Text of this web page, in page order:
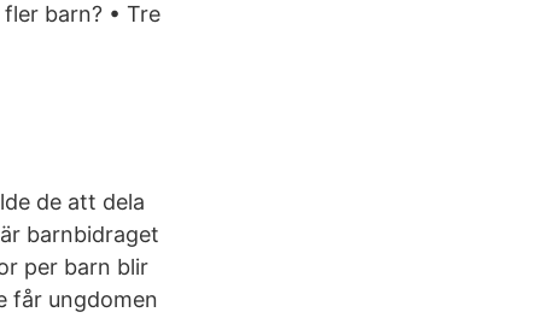
barn? • Tre
de att dela
barnbidraget
per barn blir
får ungdomen